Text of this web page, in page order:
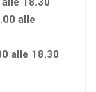
alle
alle 18.30